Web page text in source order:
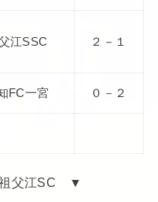
江SSC ２－１
FC一宮 ０－２
父江SC ▼